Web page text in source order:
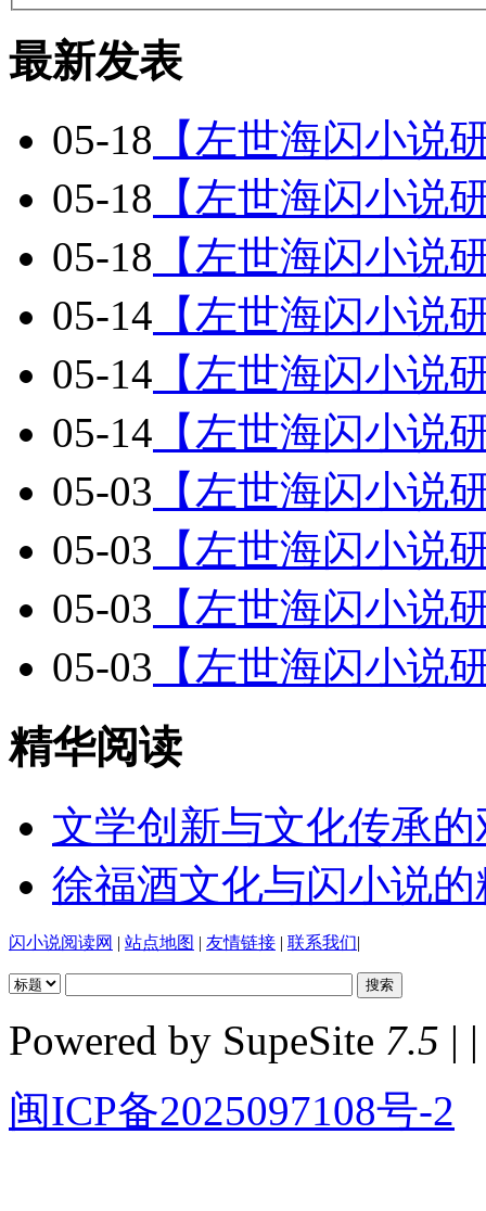
最新发表
05-18 【左世海闪小说
05-18 【左世海闪小说
05-18 【左世海闪小说
05-14 【左世海闪小说
05-14 【左世海闪小说
05-14 【左世海闪小说
05-03 【左世海闪小说
05-03 【左世海闪小说
05-03 【左世海闪小说
05-03 【左世海闪小说
精华阅读
文学创新与文化传承
徐福酒文化与闪小说
闪小说阅读网 | 站点地图 | 友情链接 | 联系我们|
Powered by SupeSite 7.5 | |
闽ICP备2025097108号-2